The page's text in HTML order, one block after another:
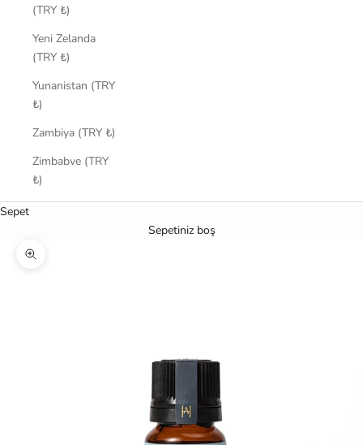
(TRY ₺)
Yeni Zelanda
(TRY ₺)
Yunanistan (TRY
₺)
Zambiya (TRY ₺)
Zimbabve (TRY
₺)
Sepet
Sepetiniz boş
Yakınlaştır